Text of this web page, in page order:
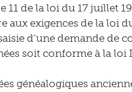
de la loi du 17 juillet
exigences de la loi
d’une demande de
soit conforme à la
généalogiques